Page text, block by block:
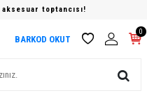
toptancısı!
BARKOD OKUT
0